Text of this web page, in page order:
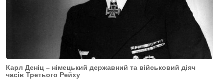
Карл Деніц – німецький державний та військовий діяч
часів Третього Рейху